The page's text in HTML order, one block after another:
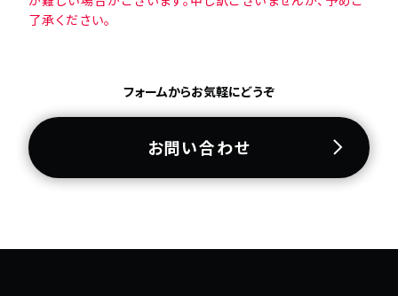
了承ください。
フォームからお気軽にどうぞ
お問い合わせ